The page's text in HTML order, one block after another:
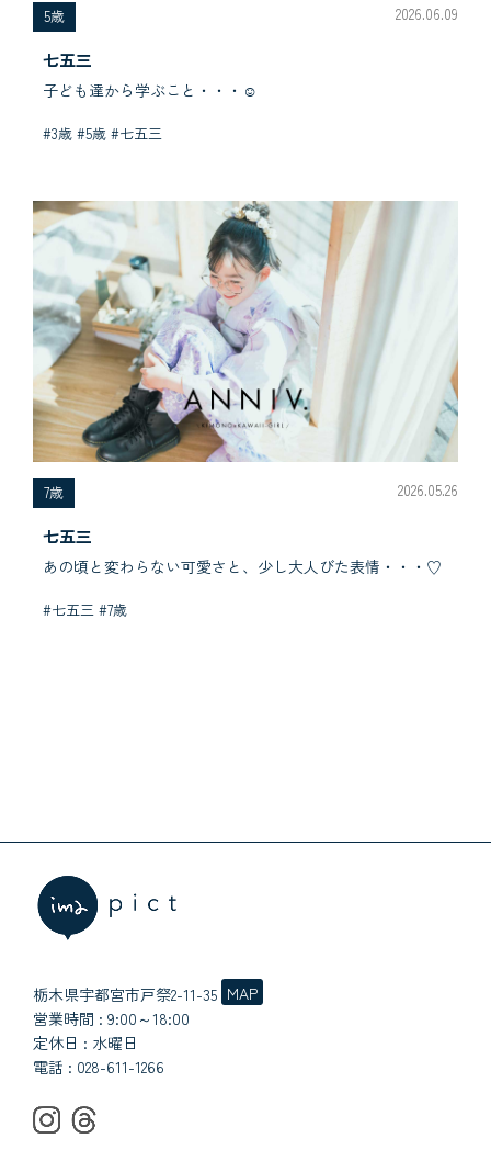
5歳 2026.06.09
七五三
子ども達から学ぶこと・・・☺︎
#3歳 #5歳 #七五三
7歳 2026.05.26
七五三
あの頃と変わらない可愛さと、少し大人びた表情・・・♡
#七五三 #7歳
栃木県宇都宮市戸祭2-11-35 MAP
営業時間 : 9:00～18:00
定休日 : 水曜日
電話 : 028-611-1266